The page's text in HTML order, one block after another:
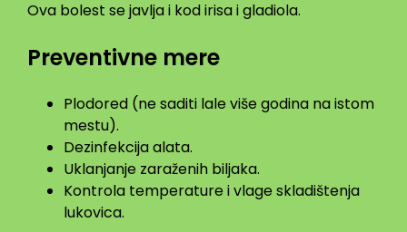
Ova bolest se javlja i kod irisa i gladiola.
Preventivne mere
Plodored (ne saditi lale više godina na istom
mestu).
Dezinfekcija alata.
Uklanjanje zaraženih biljaka.
Kontrola temperature i vlage skladištenja
lukovica.